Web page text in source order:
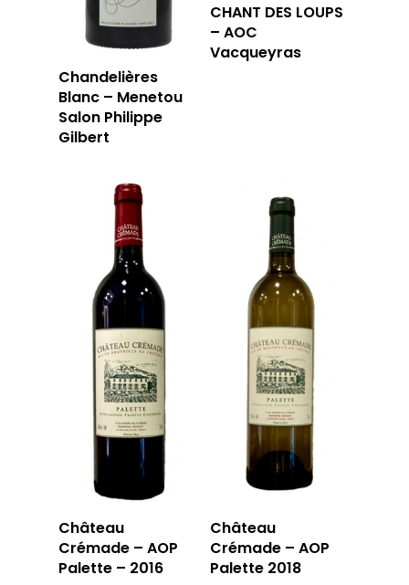
Chandelières
Blanc – Menetou
Salon Philippe
Gilbert
CHANT DES LOUPS
– AOC
Vacqueyras
Château
Crémade – AOP
Palette – 2016
Château
Crémade – AOP
Palette 2018